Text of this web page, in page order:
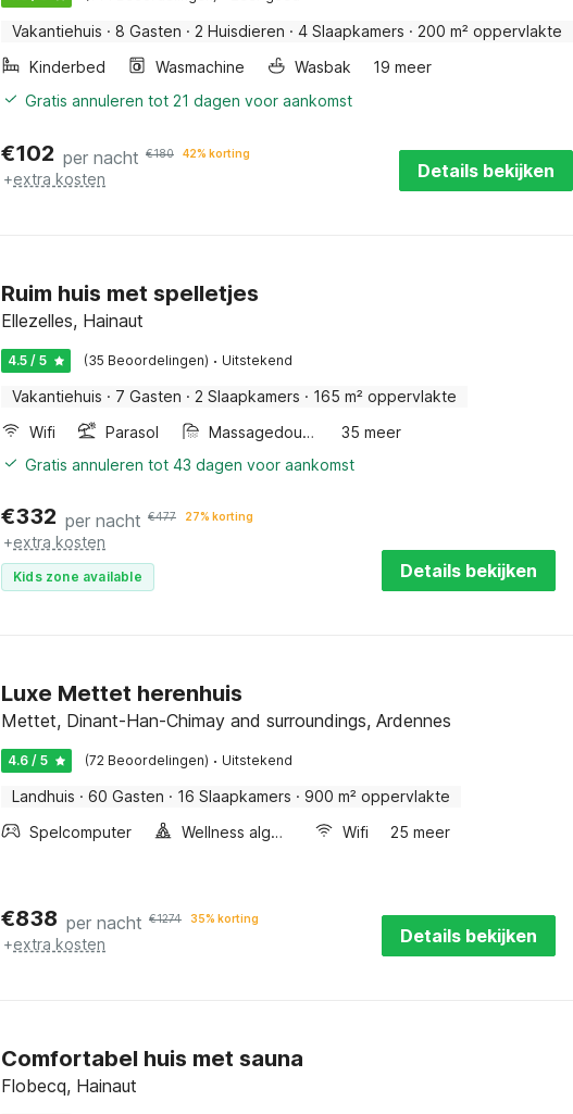
Vakantiehuis · 8 Gasten · 2 Huisdieren · 4 Slaapkamers · 200 m² oppervlakte
Kinderbed
Wasmachine Wasbak
19 meer
Gratis annuleren tot 21 dagen voor aankomst
€102 per nacht €180 42% korting
+extra kosten Details bekijken
Ruim huis met spelletjes
Ellezelles, Hainaut
4.5 / 5 (35 Beoordelingen) · Uitstekend
Vakantiehuis · 7 Gasten · 2 Slaapkamers · 165 m² oppervlakte
Wifi
Parasol Massagedouche
35 meer
Gratis annuleren tot 43 dagen voor aankomst
€332 per nacht €477 27% korting
+extra kosten
Kids zone available Details bekijken
Luxe Mettet herenhuis
Mettet, Dinant-Han-Chimay and surroundings, Ardennes
4.6 / 5 (72 Beoordelingen) · Uitstekend
Landhuis · 60 Gasten · 16 Slaapkamers · 900 m² oppervlakte
Spelcomputer
Wellness algemeen Wifi 25 meer
€838 per nacht €1274 35% korting
+extra kosten Details bekijken
Comfortabel huis met sauna
Flobecq, Hainaut